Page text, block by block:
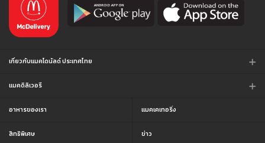
เกี่ยวกับแมคโดนัลด์ ประเทศไทย
แมคดิลิเวอรี
อาหารของเรา
สิทธิพิเศษ
แมคเคเทอริ่ง
ข่าว